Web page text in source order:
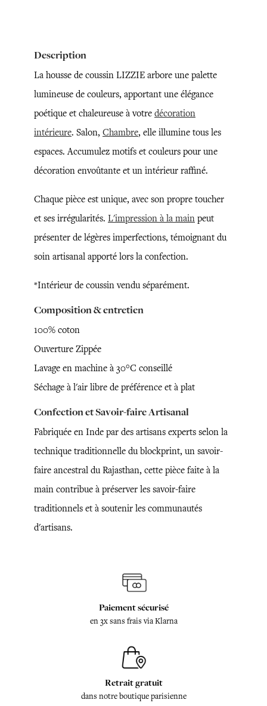
Description
La housse de coussin LIZZIE arbore une palette
lumineuse de couleurs, apportant une élégance
poétique et chaleureuse à votre décoration
intérieure. Salon, Chambre, elle illumine tous les
espaces. Accumulez motifs et couleurs pour une
décoration envoûtante et un intérieur raffiné.
Chaque pièce est unique, avec son propre toucher
et ses irrégularités. L'impression à la main peut
présenter de légères imperfections, témoignant du
soin artisanal apporté lors la confection.
*Intérieur de coussin vendu séparément.
Composition & entretien
100% coton
Ouverture Zippée
Lavage en machine à 30°C conseillé
Séchage à l'air libre de préférence et à plat
Confection et Savoir-faire Artisanal
Fabriquée en Inde par des artisans experts selon la
technique traditionnelle du blockprint, un savoir-
faire ancestral du Rajasthan, cette pièce faite à la
main contribue à préserver les savoir-faire
traditionnels et à soutenir les communautés
d'artisans.
Paiement sécurisé
en 3x sans frais via Klarna
Retrait gratuit
dans notre boutique parisienne